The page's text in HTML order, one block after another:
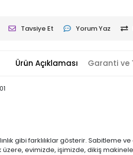
Tavsiye Et Yorum Yaz
Ürün Açıklaması Garanti ve
gibi farklılıklar gösterir. Sabitleme
evimizde, işimizde, dikiş